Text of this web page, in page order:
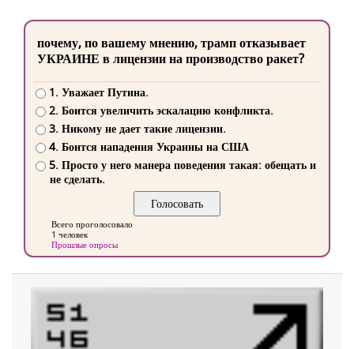
почему, по вашему мнению, трамп отказывает
УКРАИНЕ в лицензии на производство ракет?
1. Уважает Путина.
2. Боится увеличить эскалацию конфликта.
3. Никому не дает такие лицензии.
4. Боится нападения Украины на США
5. Просто у него манера поведения такая: обещать и
не сделать.
Всего проголосовало
1 человек
Прошлые опросы